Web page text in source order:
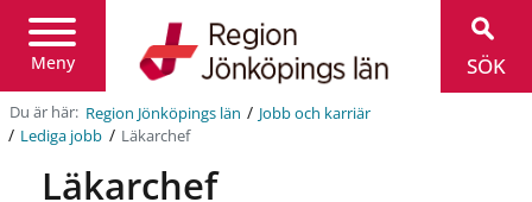
Meny
Jönköpings
län
SÖK
Du är här: Region Jönköpings län / Jobb och karriär
/ Lediga jobb / Läkarchef
Läkarchef